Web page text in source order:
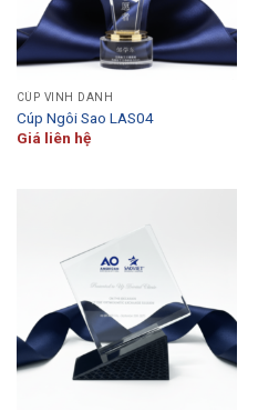
CÚP VINH DANH
Cúp Ngôi Sao LAS04
Giá liên hệ